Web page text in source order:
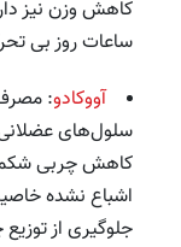
کاهش وزن نیز
ساعات روز بی
آووکادو:
سلول‌های
کاهش چربی
اشباع نشده
جلوگیری از